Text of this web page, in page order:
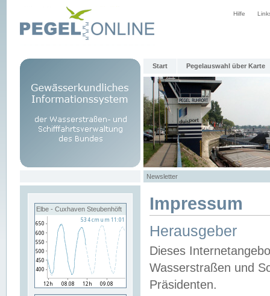
Hilfe
Start Pegelauswahl über Karte
Newsletter
Elbe - Cuxhaven Steubenhöft Impressum
Herausgeber
Dieses
Wasserstraßen und
Präsidenten.